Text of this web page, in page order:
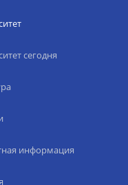
сегодня
информация